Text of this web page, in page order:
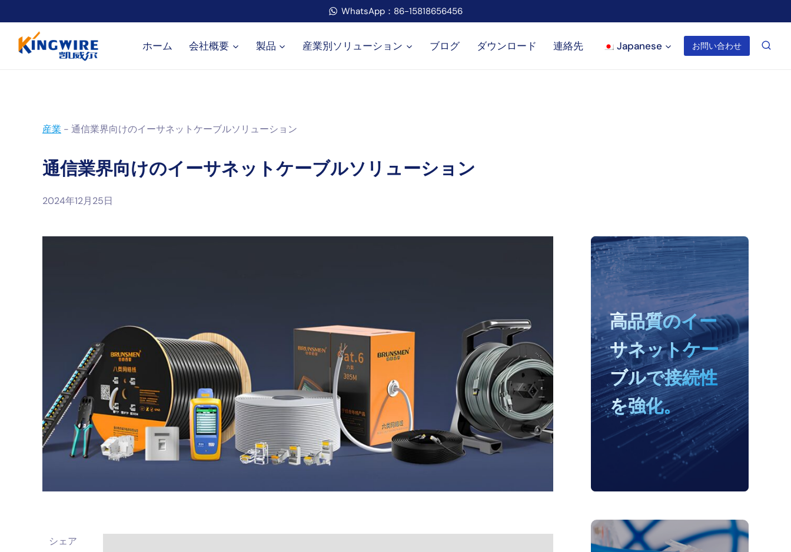
容
WhatsApp：86-15818656456
ホーム 会社概要 製品 産業別ソリューション ブログ ダウンロード 連絡先 Japanese お問い合わせ
産業 - 通信業界向けのイーサネットケーブルソリューション
通信業界向けのイーサネットケーブルソリューション
2024年12月25日
高品質のイー
サネットケー
ブルで接続性
を強化。
シェア